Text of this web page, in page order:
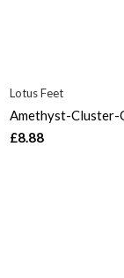
Lotus Feet
Amethyst-Cluster-
£8.88